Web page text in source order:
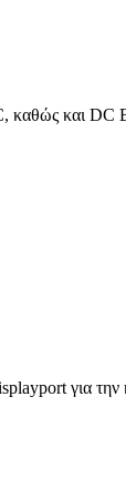
καθώς και
για την